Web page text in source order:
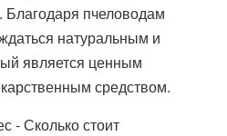
пчеловодам
натуральным и
является ценным
средством.
- Сколько стоит